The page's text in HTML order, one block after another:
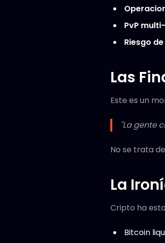
PvP
Riesgo
Las
Este es un
"La gente
No se trata
La
Cripto ha
Bitcoin